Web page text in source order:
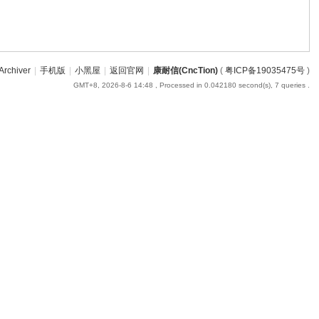
| 手机版 | 小黑屋 | 返回官网 | 康耐信(CncTion)( 粤ICP备19035475号)
GMT+8, 2026-8-6 14:48 , Processed in 0.042180 second(s), 7 queries .